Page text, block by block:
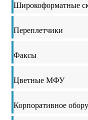
Широкоформатные
Переплетчики
Факсы
Цветные МФУ
Корпоративное